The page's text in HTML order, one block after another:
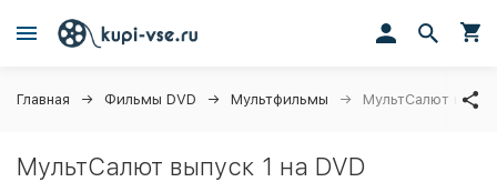
Главная Фильмы DVD Мультфильмы МультСалют
МультСалют выпуск 1 на DVD